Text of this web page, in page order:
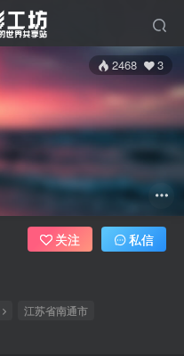
2468 3
江苏省南通市
关注 私信